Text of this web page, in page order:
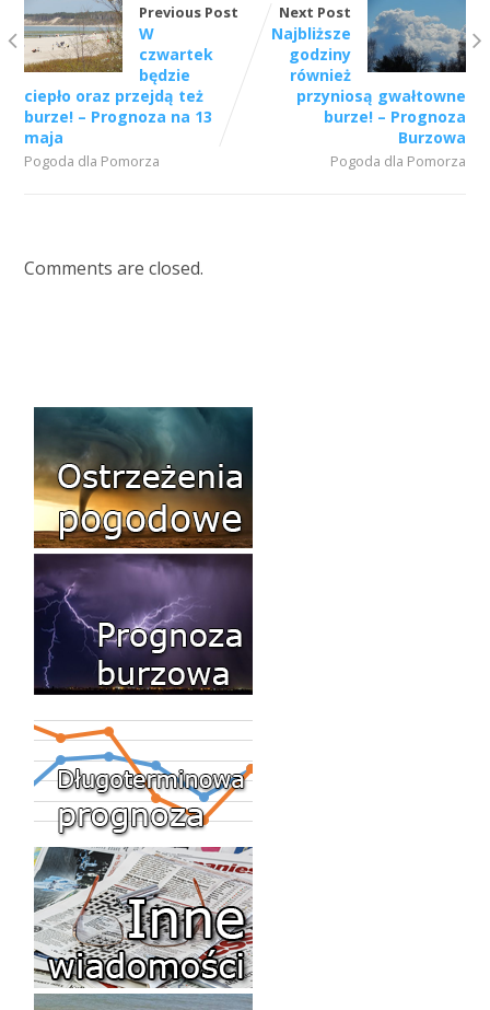
Previous Post
W
czwartek
będzie
ciepło oraz przejdą też
burze! – Prognoza na 13
maja
Pogoda dla Pomorza
Next Post
Najbliższe
godziny
również
przyniosą gwałtowne
burze! – Prognoza
Burzowa
Pogoda dla Pomorza
Comments are closed.